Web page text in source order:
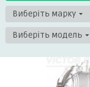
Виберіть марку
Виберіть модель